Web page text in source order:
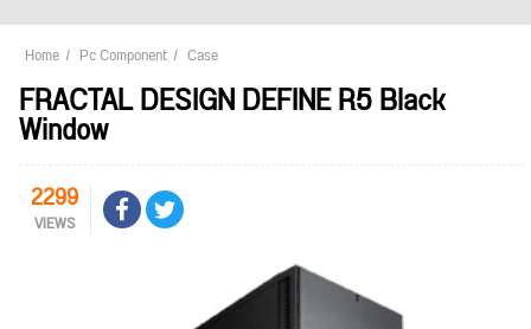
Home Pc Component Case
FRACTAL DESIGN DEFINE R5 Black
Window
2299
VIEWS